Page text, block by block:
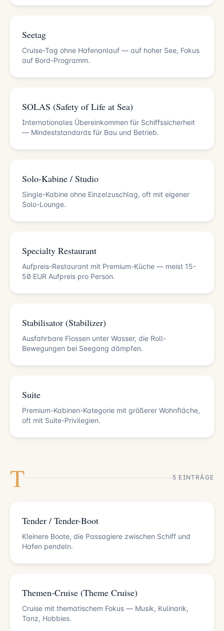
Seetag
Cruise-Tag ohne Hafenanlauf — auf hoher See, Fokus
auf Bord-Programm.
SOLAS (Safety of Life at Sea)
Internationales Übereinkommen für Schiffssicherheit
— Mindeststandards für Bau und Betrieb.
Solo-Kabine / Studio
Single-Kabine ohne Einzelzuschlag, oft mit eigener
Solo-Lounge.
Specialty Restaurant
Aufpreis-Restaurant mit Premium-Küche — meist 15-
50 EUR Aufpreis pro Person.
Stabilisator (Stabilizer)
Ausfahrbare Flossen unter Wasser, die Roll-
Bewegungen bei Seegang dämpfen.
Suite
Premium-Kabinen-Kategorie mit größerer Wohnfläche,
oft mit Suite-Privilegien.
T 5 EINTRÄGE
Tender / Tender-Boot
Kleinere Boote, die Passagiere zwischen Schiff und
Hafen pendeln.
Themen-Cruise (Theme Cruise)
Cruise mit thematischem Fokus — Musik, Kulinarik,
Tanz, Hobbies.